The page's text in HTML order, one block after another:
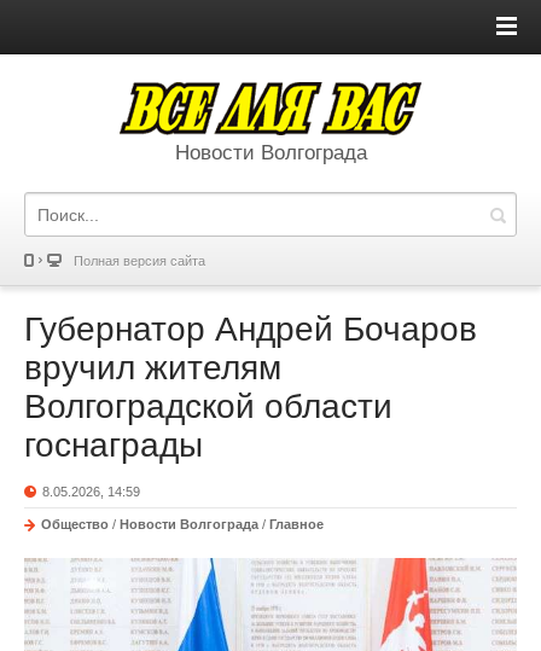
Новости Волгограда
Полная версия сайта
Губернатор Андрей Бочаров
вручил жителям
Волгоградской области
госнаграды
8.05.2026, 14:59
Общество / Новости Волгограда / Главное